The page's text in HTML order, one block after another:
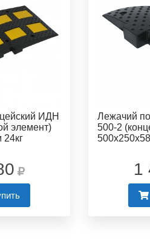
ИДН
элемент)
Лежачий
500-2
1